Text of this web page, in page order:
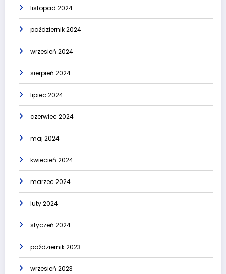
listopad 2024
październik 2024
wrzesień 2024
sierpień 2024
lipiec 2024
czerwiec 2024
maj 2024
kwiecień 2024
marzec 2024
luty 2024
styczeń 2024
październik 2023
wrzesień 2023